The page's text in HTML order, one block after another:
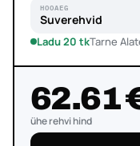
HOOAEG
Suverehvid
Ladu 20 tkTarne
62.61
ühe rehvi hind